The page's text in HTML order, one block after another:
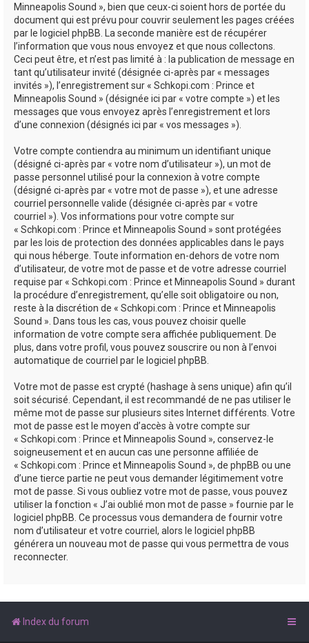
Minneapolis Sound », bien que ceux-ci soient hors de portée du
document qui est prévu pour couvrir seulement les pages créées
par le logiciel phpBB. La seconde manière est de récupérer
l’information que vous nous envoyez et que nous collectons.
Ceci peut être, et n’est pas limité à : la publication de message en
tant qu’utilisateur invité (désignée ci-après par « messages
invités »), l’enregistrement sur « Schkopi.com : Prince et
Minneapolis Sound » (désignée ici par « votre compte ») et les
messages que vous envoyez après l’enregistrement et lors
d’une connexion (désignés ici par « vos messages »).
Votre compte contiendra au minimum un identifiant unique
(désigné ci-après par « votre nom d’utilisateur »), un mot de
passe personnel utilisé pour la connexion à votre compte
(désigné ci-après par « votre mot de passe »), et une adresse
courriel personnelle valide (désignée ci-après par « votre
courriel »). Vos informations pour votre compte sur
« Schkopi.com : Prince et Minneapolis Sound » sont protégées
par les lois de protection des données applicables dans le pays
qui nous héberge. Toute information en-dehors de votre nom
d’utilisateur, de votre mot de passe et de votre adresse courriel
requise par « Schkopi.com : Prince et Minneapolis Sound » durant
la procédure d’enregistrement, qu’elle soit obligatoire ou non,
reste à la discrétion de « Schkopi.com : Prince et Minneapolis
Sound ». Dans tous les cas, vous pouvez choisir quelle
information de votre compte sera affichée publiquement. De
plus, dans votre profil, vous pouvez souscrire ou non à l’envoi
automatique de courriel par le logiciel phpBB.
Votre mot de passe est crypté (hashage à sens unique) afin qu’il
soit sécurisé. Cependant, il est recommandé de ne pas utiliser le
même mot de passe sur plusieurs sites Internet différents. Votre
mot de passe est le moyen d’accès à votre compte sur
« Schkopi.com : Prince et Minneapolis Sound », conservez-le
soigneusement et en aucun cas une personne affiliée de
« Schkopi.com : Prince et Minneapolis Sound », de phpBB ou une
d’une tierce partie ne peut vous demander légitimement votre
mot de passe. Si vous oubliez votre mot de passe, vous pouvez
utiliser la fonction « J’ai oublié mon mot de passe » fournie par le
logiciel phpBB. Ce processus vous demandera de fournir votre
nom d’utilisateur et votre courriel, alors le logiciel phpBB
générera un nouveau mot de passe qui vous permettra de vous
reconnecter.
Index du forum